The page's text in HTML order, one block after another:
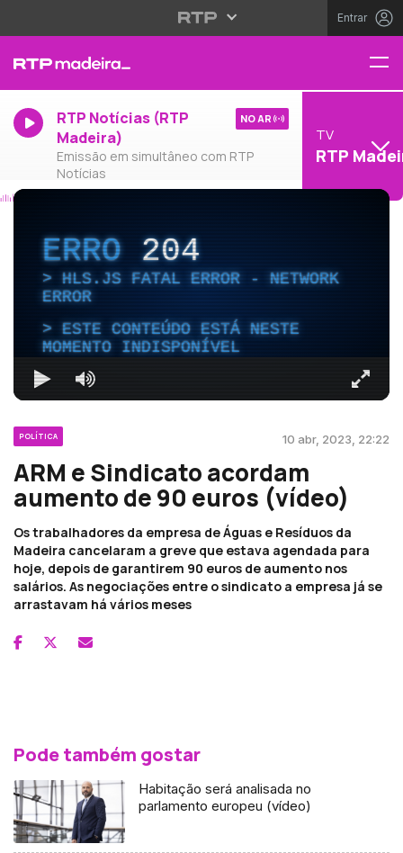
Entrar
RTP Notícias (RTP
Madeira)
Emissão em simultâneo com RTP
Notícias
NO AR
TV
RTP
ERRO204
HLS.JS FATAL ERROR - NETWORK
ERROR
ESTE CONTEÚDO ESTÁ NESTE
MOMENTO INDISPONÍVEL
POLÍTICA 10 abr, 2023, 22:22
ARM e Sindicato acordam
aumento de 90 euros (vídeo)
Os trabalhadores da empresa de Águas e Resíduos da
Madeira cancelaram a greve que estava agendada para
hoje, depois de garantirem 90 euros de aumento nos
salários. As negociações entre o sindicato a empresa já se
arrastavam há vários meses
Pode também gostar
Habitação será analisada no
parlamento europeu (vídeo)